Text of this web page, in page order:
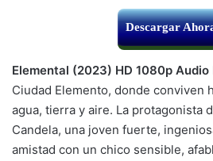
Descargar
Elemental (2023) HD 1080p Audio
Ciudad Elemento, donde conviven
agua, tierra y aire. La protagonista
Candela, una joven fuerte,
amistad con un chico sensible,